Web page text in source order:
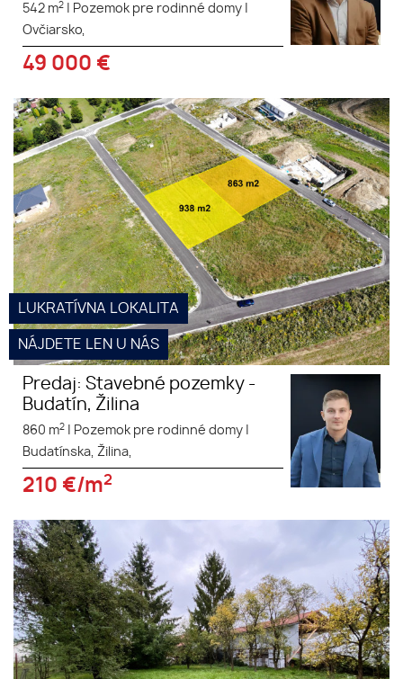
542 m2 Pozemok pre rodinné domy
Ovčiarsko,
49 000 €
Predaj: Stavebné pozemky -
Budatín, Žilina
NÁJDETE LEN U NÁS
LUKRATÍVNA LOKALITA
Predaj: Stavebné pozemky -
Budatín, Žilina
860 m2 Pozemok pre rodinné domy
Budatínska, Žilina,
210 €/m2